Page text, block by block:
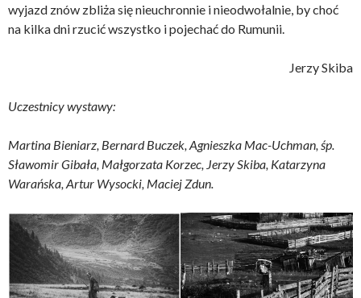
wyjazd znów zbliża się nieuchronnie i nieodwołalnie, by choć
na kilka dni rzucić wszystko i pojechać do Rumunii.
Jerzy Skiba
Uczestnicy wystawy:
Martina Bieniarz, Bernard Buczek, Agnieszka Mac-Uchman, śp.
Sławomir Gibała, Małgorzata Korzec, Jerzy Skiba, Katarzyna
Warańska, Artur Wysocki, Maciej Zdun.